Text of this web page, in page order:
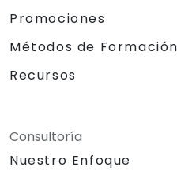
Promociones
Métodos de Formación
Recursos
Consultoría
Nuestro Enfoque